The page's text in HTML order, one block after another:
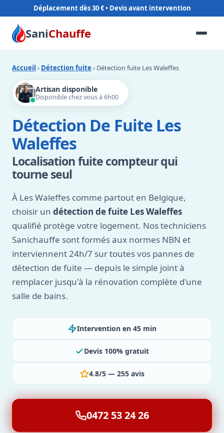
Déplacement dès 30 €
SaniChauffe
Accueil › Détection fuite › Détection fuite Les Waleffes
Artisan disponible
Disponible chez vous à 6h00
Détection De Fuite Les
Waleffes
Localisation fuite compteur qui
tourne seul
À Les Waleffes comme partout en Belgique,
choisir un détection de fuite Les Waleffes
qualifié protège votre logement. Nos techniciens
Sanichauffe sont formés aux normes NBN et
interviennent 24h/7 sur toutes vos pannes de
détection de fuite — depuis le simple joint à
remplacer jusqu'à la rénovation complète d'une
salle de bains.
Intervention en 45 min
Devis 100% gratuit
4.8/5 — 255 avis
0472 53 24 26